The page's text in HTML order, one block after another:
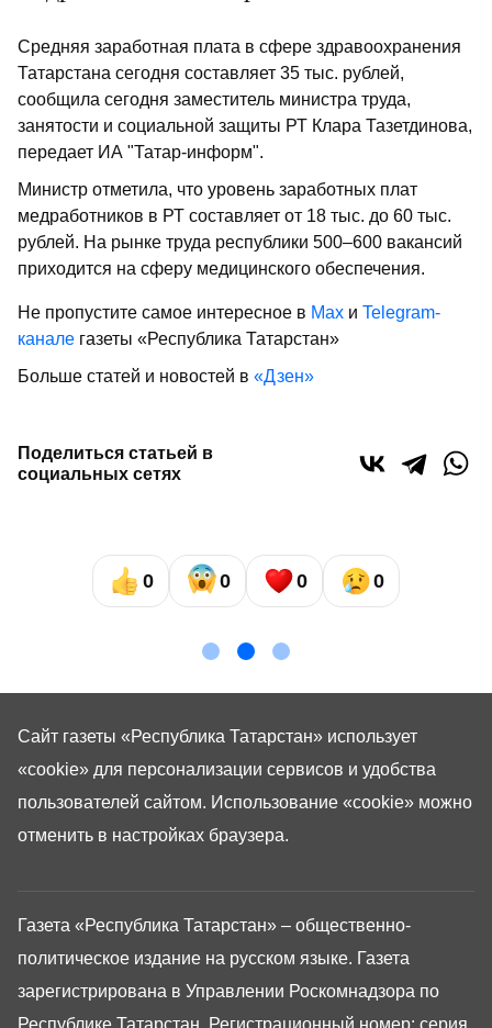
Средняя заработная плата в сфере здравоохранения
Татарстана сегодня составляет 35 тыс. рублей,
сообщила сегодня заместитель министра труда,
занятости и социальной защиты РТ Клара Тазетдинова,
передает ИА "Татар-информ".
Министр отметила, что уровень заработных плат
медработников в РТ составляет от 18 тыс. до 60 тыс.
рублей. На рынке труда республики 500–600 вакансий
приходится на сферу медицинского обеспечения.
Не пропустите самое интересное в Max и Telegram-
канале газеты «Республика Татарстан»
Больше статей и новостей в «Дзен»
Поделиться статьей в
социальных сетях
0 0 0 0
Газета «Республика Татарстан» – общественно-
политическое издание на русском языке. Газета
зарегистрирована в Управлении Роскомнадзора по
Республике Татарстан. Регистрационный номер: серия
Сайт газеты «Республика Татарстан» использует
«cookie» для персонализации сервисов и удобства
пользователей сайтом. Использование «cookie» можно
отменить в настройках браузера.